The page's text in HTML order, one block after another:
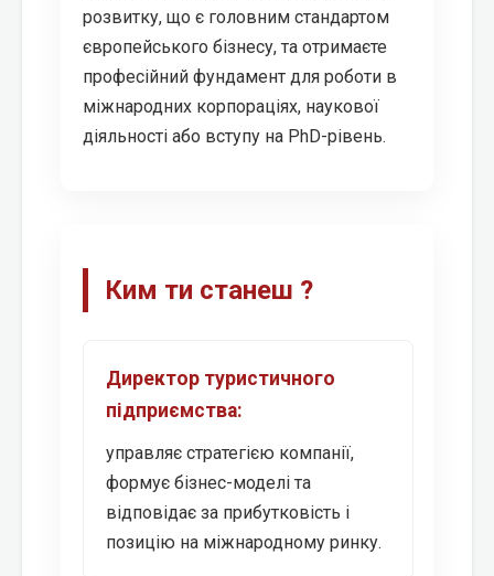
розвитку, що є головним стандартом
європейського бізнесу, та отримаєте
професійний фундамент для роботи в
міжнародних корпораціях, наукової
діяльності або вступу на PhD-рівень.
Ким ти станеш ?
Директор туристичного
підприємства:
управляє стратегією компанії,
формує бізнес-моделі та
відповідає за прибутковість і
позицію на міжнародному ринку.